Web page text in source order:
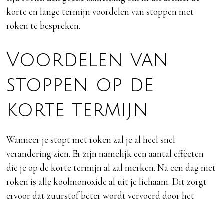
korte en lange termijn voordelen van stoppen met
roken te bespreken.
Voordelen van
stoppen op de
korte termijn
Wanneer je stopt met roken zal je al heel snel
verandering zien. Er zijn namelijk een aantal effecten
die je op de korte termijn al zal merken. Na een dag niet
roken is alle koolmonoxide al uit je lichaam. Dit zorgt
ervoor dat zuurstof beter wordt vervoerd door het